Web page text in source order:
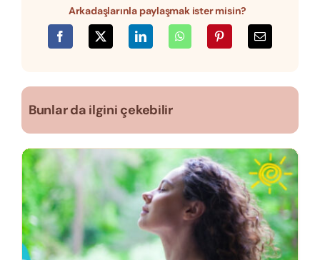
Arkadaşlarınla paylaşmak ister misin?
Bunlar da ilgini çekebilir